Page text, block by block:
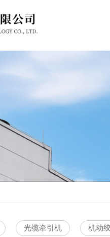
光缆牵引机 机动